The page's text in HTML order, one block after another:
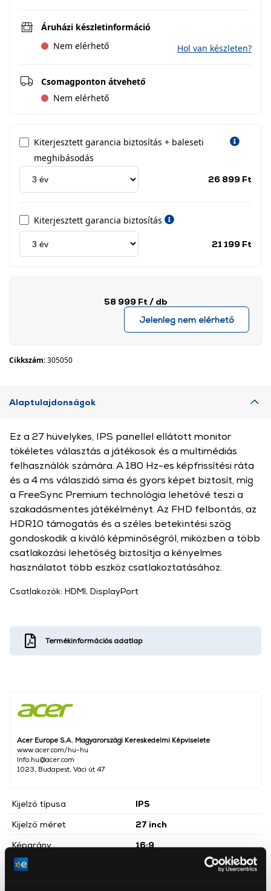
Áruházi készletinformáció
Nem elérhető
Hol van készleten?
Csomagponton átvehető
Nem elérhető
Kiterjesztett garancia biztosítás + baleseti
meghibásodás
26 899 Ft
Kiterjesztett garancia biztosítás
21 199 Ft
58 999 Ft / db
Jelenleg nem elérhető
Cikkszám:305050
Alaptulajdonságok
Acer Europe S.A. Magyarországi Kereskedelmi Képviselete
www.acer.com/hu-hu
Info.hu@acer.com
1023, Budapest, Váci út 47
Kijelző típusa
IPS
Kijelző méret
27 inch
Képarány
16:9
Kijelző felbontása
FullHD (1920x1080)
Ez a 27 hüvelykes, IPS panellel ellátott monitor
tökéletes választás a játékosok és a multimédiás
felhasználók számára. A 180 Hz-es képfrissítési ráta
és a 4 ms válaszidő sima és gyors képet biztosít, míg
a FreeSync Premium technológia lehetővé teszi a
szakadásmentes játékélményt. Az FHD felbontás, az
HDR10 támogatás és a széles betekintési szög
gondoskodik a kiváló képminőségről, miközben a több
csatlakozási lehetőség biztosítja a kényelmes
használatot több eszköz csatlakoztatásához.
Csatlakozók: HDMI, DisplayPort
Termékinformációs adatlap